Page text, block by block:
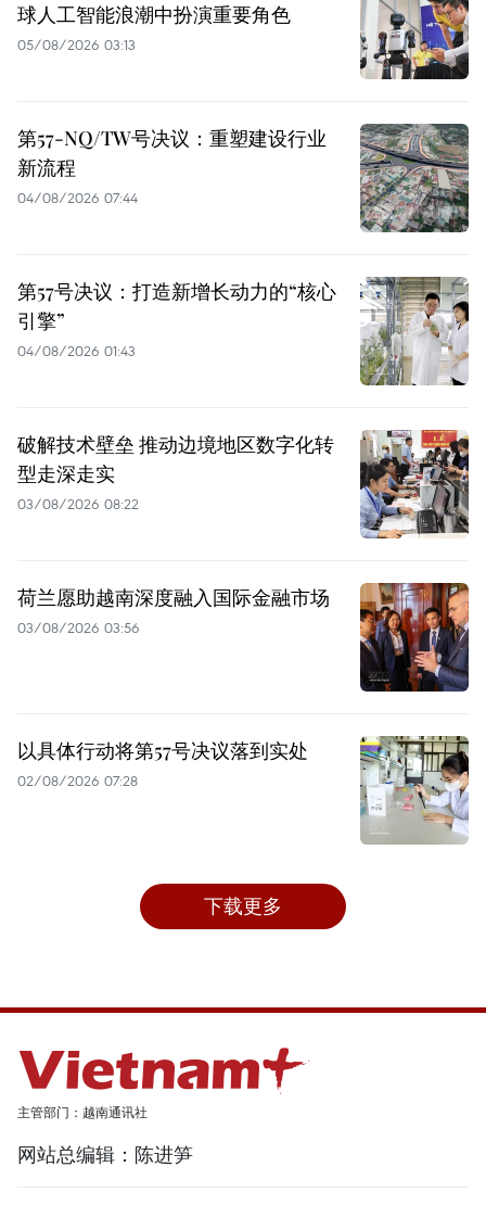
球人工智能浪潮中扮演重要角色
05/08/2026 03:13
第57-NQ/TW号决议：重塑建设行业
新流程
04/08/2026 07:44
第57号决议：打造新增长动力的“核心
引擎”
04/08/2026 01:43
破解技术壁垒 推动边境地区数字化转
型走深走实
03/08/2026 08:22
荷兰愿助越南深度融入国际金融市场
03/08/2026 03:56
以具体行动将第57号决议落到实处
02/08/2026 07:28
下载更多
主管部门：越南通讯社
网站总编辑：陈进笋